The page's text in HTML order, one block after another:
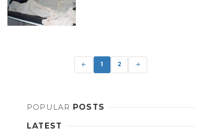
1 2
POPULAR POSTS
LATEST